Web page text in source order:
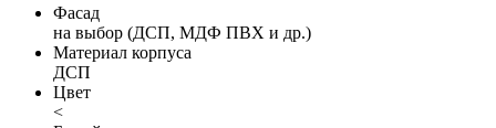
Фасад
на выбор (ДСП, МДФ ПВХ и др.)
Материал корпуса
ДСП
Цвет
<